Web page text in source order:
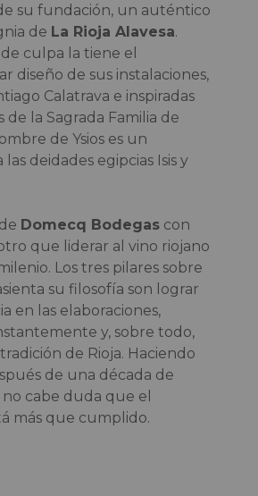
su fundación, un auténtico
de La Rioja Alavesa.
culpa la tiene el
diseño de sus instalaciones,
Calatrava e inspiradas
de la Sagrada Familia de
de Ysios es un
las deidades egipcias Isis y
Domecq Bodegascon
que liderar al vino riojano
Los tres pilares sobre
su filosofía son lograr
en las elaboraciones,
y, sobre todo,
de Rioja. Haciendo
de una década de
cabe duda que el
más que cumplido.